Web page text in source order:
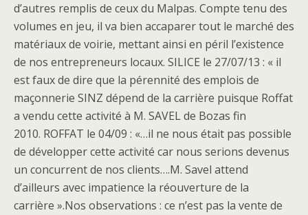
d’autres remplis de ceux du Malpas. Compte tenu des
volumes en jeu, il va bien accaparer tout le marché des
matériaux de voirie, mettant ainsi en péril l’existence
de nos entrepreneurs locaux. SILICE le 27/07/13 : « il
est faux de dire que la pérennité des emplois de
maçonnerie SINZ dépend de la carrière puisque Roffat
a vendu cette activité à M. SAVEL de Bozas fin
2010. ROFFAT le 04/09 : «…il ne nous était pas possible
de développer cette activité car nous serions devenus
un concurrent de nos clients….M. Savel attend
d’ailleurs avec impatience la réouverture de la
carrière ».Nos observations : ce n’est pas la vente de